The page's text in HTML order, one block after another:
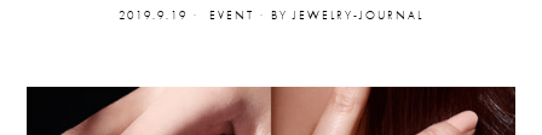
2019.9.19 EVENT BY JEWELRY-JOURNAL